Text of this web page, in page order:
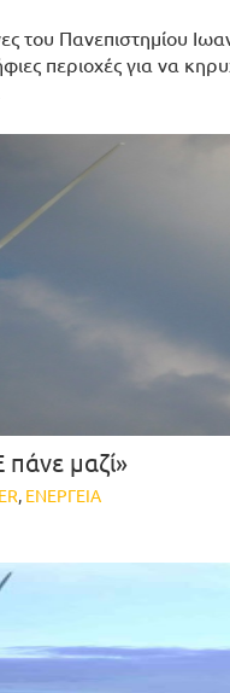
του Πανεπιστημίου
περιοχές για να
μαζί»
, ΕΝΕΡΓΕΙΑ